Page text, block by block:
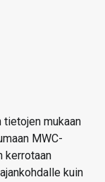
mukaan
MWC-
kerrotaan
kuin